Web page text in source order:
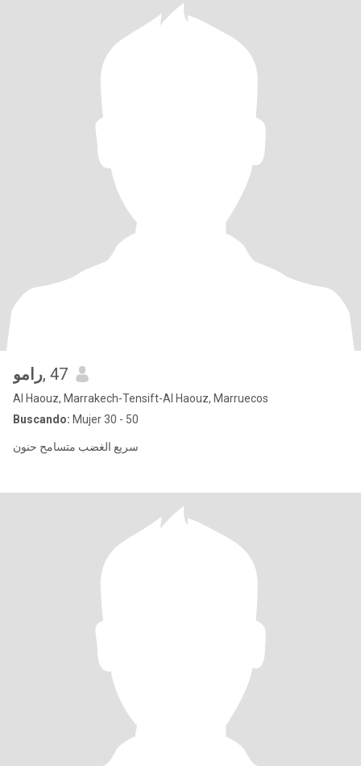
رامو, 47
Al Haouz, Marrakech-Tensift-Al Haouz, Marruecos
Buscando: Mujer 30 - 50
سريع الغضب متسامح حنون